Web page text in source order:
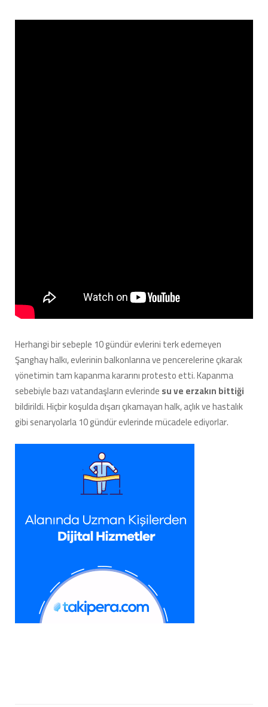
Herhangi bir sebeple 10 gündür evlerini terk edemeyen
Şanghay halkı, evlerinin balkonlarına ve pencerelerine çıkarak
yönetimin tam kapanma kararını protesto etti. Kapanma
sebebiyle bazı vatandaşların evlerindesu ve erzakın bittiği
bildirildi. Hiçbir koşulda dışarı çıkamayan halk, açlık ve hastalık
gibi senaryolarla 10 gündür evlerinde mücadele ediyorlar.